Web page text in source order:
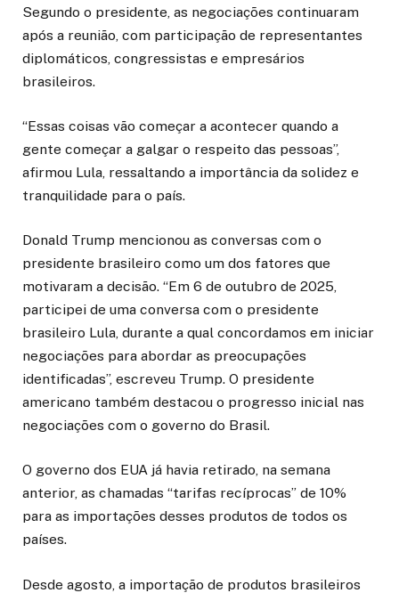
Segundo o presidente, as negociações continuaram
após a reunião, com participação de representantes
diplomáticos, congressistas e empresários
brasileiros.
“Essas coisas vão começar a acontecer quando a
gente começar a galgar o respeito das pessoas”,
afirmou Lula, ressaltando a importância da solidez e
tranquilidade para o país.
Donald Trump mencionou as conversas com o
presidente brasileiro como um dos fatores que
motivaram a decisão. “Em 6 de outubro de 2025,
participei de uma conversa com o presidente
brasileiro Lula, durante a qual concordamos em iniciar
negociações para abordar as preocupações
identificadas”, escreveu Trump. O presidente
americano também destacou o progresso inicial nas
negociações com o governo do Brasil.
O governo dos EUA já havia retirado, na semana
anterior, as chamadas “tarifas recíprocas” de 10%
para as importações desses produtos de todos os
países.
Desde agosto, a importação de produtos brasileiros